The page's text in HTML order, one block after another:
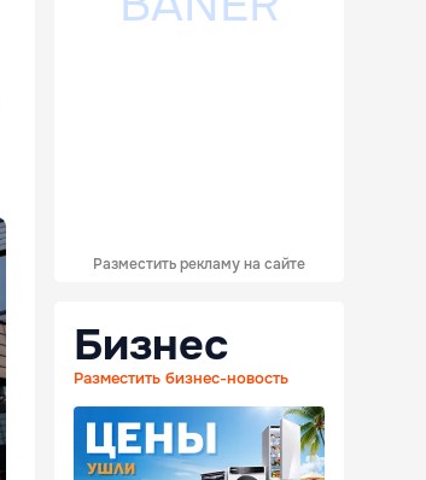
Разместить рекламу на сайте
Бизнес
Разместить бизнес-новость